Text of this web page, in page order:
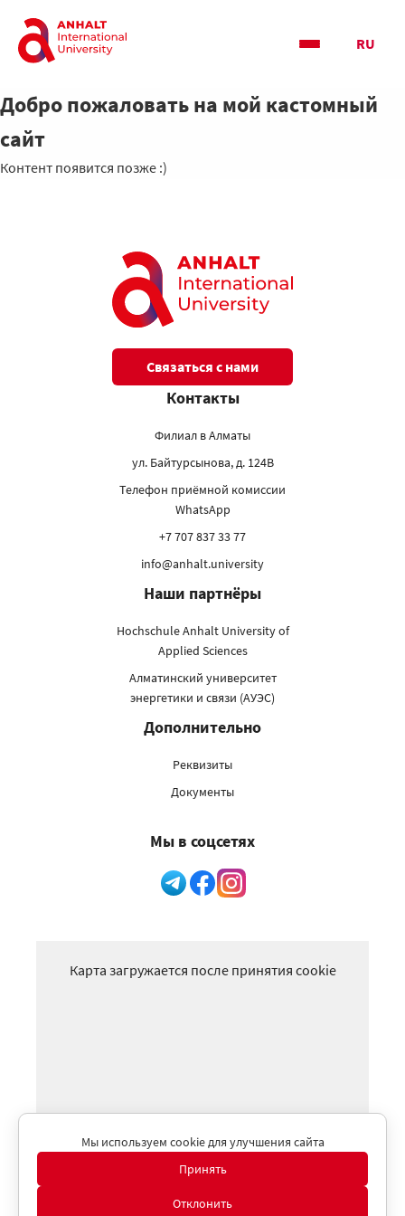
RU
Добро пожаловать на мой кастомный
сайт
Контент появится позже :)
Связаться с нами
Контакты
Филиал в Алматы
ул. Байтурсынова, д. 124В
Телефон приёмной комиссии
WhatsApp
+7 707 837 33 77
info@anhalt.university
Наши партнёры
Hochschule Anhalt University of
Applied Sciences
Алматинский университет
энергетики и связи (АУЭС)
Дополнительно
Реквизиты
Документы
Мы в соцсетях
Карта загружается после принятия cookie
Мы используем cookie для улучшения сайта
Принять
Отклонить